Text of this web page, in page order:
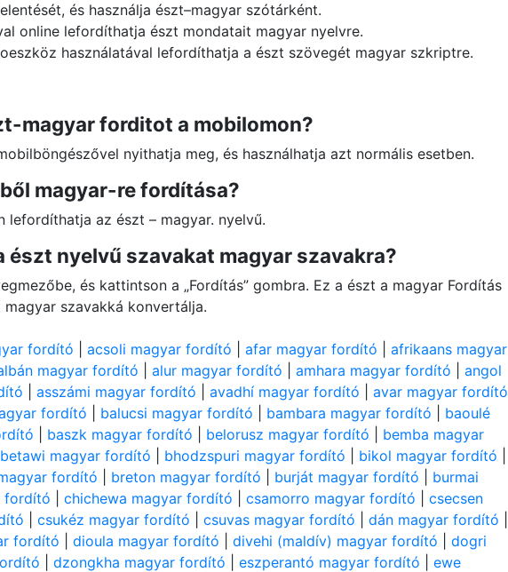
és használja észt–magyar szótárként.
online lefordíthatja észt mondatait magyar nyelvre.
használatával lefordíthatja a észt szövegét magyar szkriptre.
magyar forditot a mobilomon?
nyithatja meg, és használhatja azt normális esetben.
magyar-re fordítása?
lefordíthatja az észt – magyar. nyelvű.
észt nyelvű szavakat magyar szavakra?
és kattintson a „Fordítás” gombra. Ez a észt a magyar Fordítás
szavakká konvertálja.
fordító |acsoli magyar fordító |afar magyar fordító |afrikaans magyar
magyar fordító |alur magyar fordító |amhara magyar fordító |angol
|asszámi magyar fordító |avadhí magyar fordító |avar magyar fordító
fordító balucsi magyar fordító bambara magyar fordító
baoulé
baszk magyar fordító belorusz magyar fordító
bemba magyar
betawi magyar fordító bhodzspuri magyar fordító bikol magyar fordító
fordító breton magyar fordító burját magyar fordító
burmai
fordító |chichewa magyar fordító |csamorro magyar fordító |csecsen
|csukéz magyar fordító |csuvas magyar fordító |dán magyar fordító
fordító |dioula magyar fordító |divehi (maldív) magyar fordító |dogri
|dzongkha magyar fordító |eszperantó magyar fordító |ewe